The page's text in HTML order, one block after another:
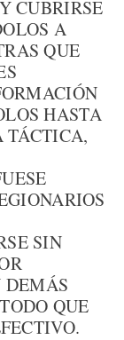
CUBRIRSE
A
QUE
HASTA
TÁCTICA,
SIN
DEMÁS
QUE